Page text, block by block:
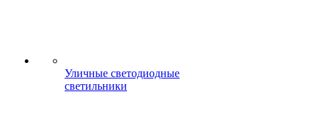
Уличные светодиодные
светильники